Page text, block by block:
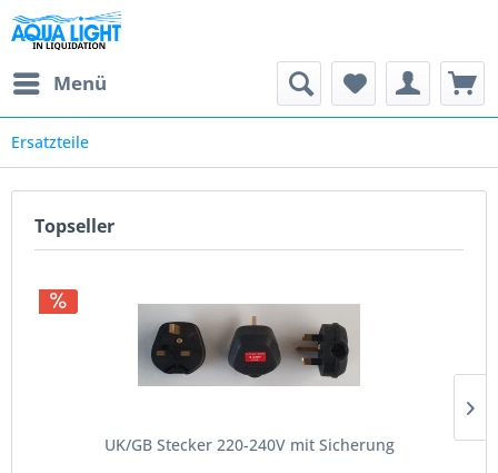
Menü
Ersatzteile
Topseller
UK/GB Stecker 220-240V mit Sicherung